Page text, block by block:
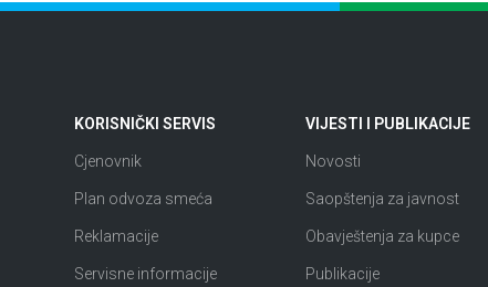
KORISNIČKI SERVIS
Cjenovnik
Plan odvoza smeća
Reklamacije
Servisne informacije
VIJESTI I PUBLIKACIJE
Novosti
Saopštenja za javnost
Obavještenja za kupce
Publikacije